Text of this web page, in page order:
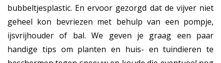
bubbeltjesplastic. En ervoor gezorgd dat de vijver niet
geheel kon bevriezen met behulp van een pompje,
ijsvrijhouder of bal. We geven je graag een paar
handige tips om planten en huis- en tuindieren te